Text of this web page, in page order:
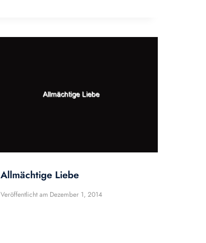
Allmächtige Liebe
Veröffentlicht am Dezember 1, 2014